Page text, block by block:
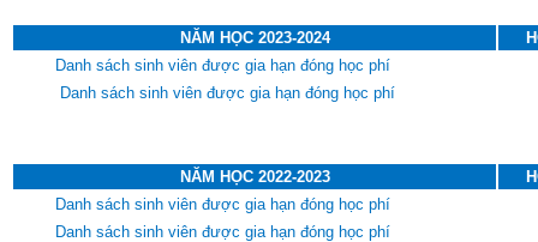
NĂM HỌC 2023-2024
Danh sách sinh viên được gia hạn đóng học phí
Danh sách sinh viên được gia hạn đóng học phí
NĂM HỌC 2022-2023
Danh sách sinh viên được gia hạn đóng học phí
Danh sách sinh viên được gia hạn đóng học phí